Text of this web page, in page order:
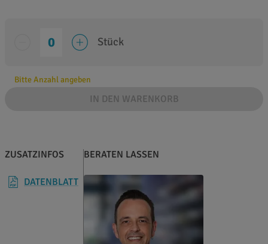
Stück
Bitte Anzahl angeben
IN DEN WARENKORB
ZUSATZINFOS
DATENBLATT
BERATEN LASSEN